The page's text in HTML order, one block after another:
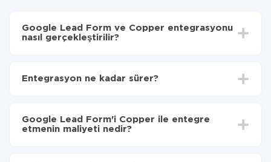
Google Lead Form ve Copper entegrasyonu
nasıl gerçekleştirilir?
aktarılacağını seçin
Copper'ye aktarılacaktır.
Entegrasyon ne kadar sürer?
olarak, 10-15 dakika sürer.
Google Lead Form'i Copper ile entegre
etmenin maliyeti nedir?